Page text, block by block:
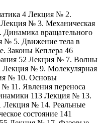
4 Лекция № 2.
№ 3. Механическая
вращательного
№ 5. Движение тела в
Законы Кеплера 46
52 Лекция № 7. Волны
№ 9. Молекулярная
№ 10. Основы
№ 11. Явления переноса
113 Лекция № 13.
Лекция № 14. Реальные
состояние 141